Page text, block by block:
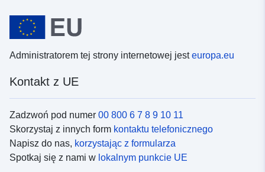
Administratorem tej strony internetowej jesteuropa.eu
Kontakt z UE
Zadzwoń pod numer 00 800 6 7 8 9 10 11
Skorzystaj z innych form kontaktu telefonicznego
Napisz do nas, korzystając z formularza
Spotkaj się z nami w lokalnym punkcie UE